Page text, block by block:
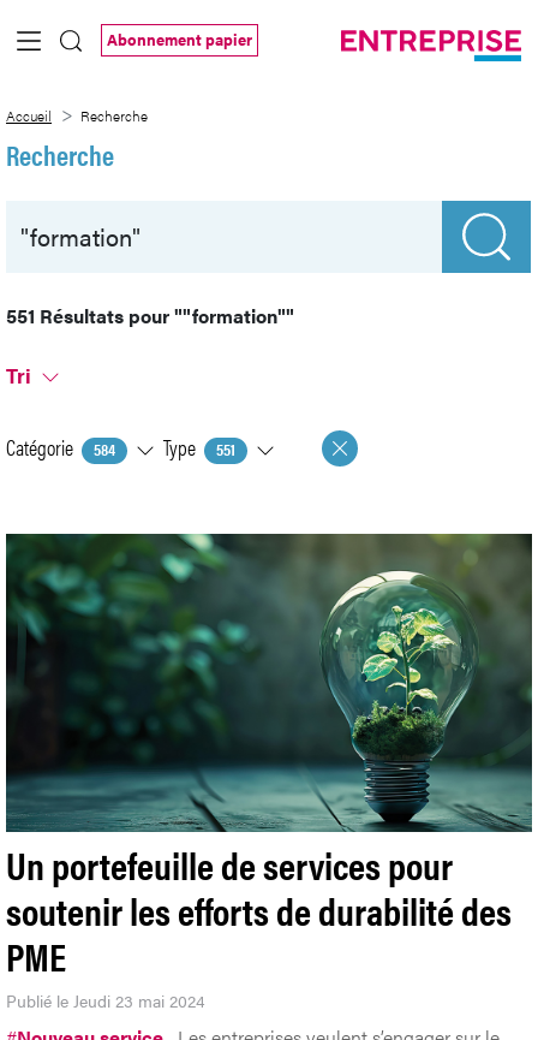
Saut au contenu principal
Abonnement papier
Accueil Recherche
Recherche
551 Résultats pour""formation""
Tri
Catégorie 584 Type 551
Un portefeuille de services pour
soutenir les efforts de durabilité des
PME
Publié le Jeudi 23 mai 2024